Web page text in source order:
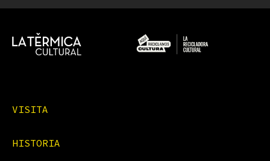
VISITA
HISTORIA